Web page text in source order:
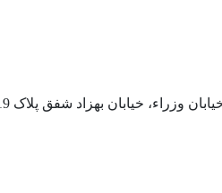
وزراء، خیابان بهزاد شفق پلاک 19